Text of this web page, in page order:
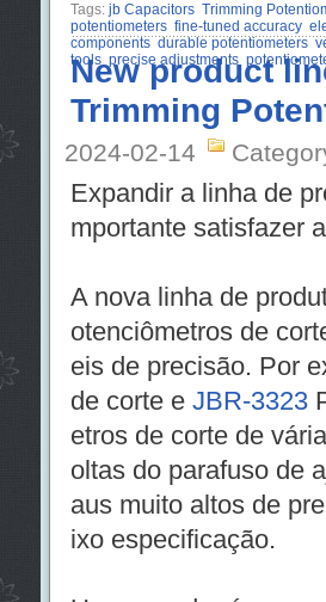
Tags: jb Capacitors Trimming
potentiometers fine-tuned accuracy
components durable potentiometers
tools precise adjustments
New product
Trimming
2024-02-14
Expandir a linha de
mportante satisfazer
A nova linha de
otenciômetros de
eis de precisão. Por
de corte e JBR-3323
etros de corte de
oltas do parafuso de
aus muito altos de
ixo especificação.